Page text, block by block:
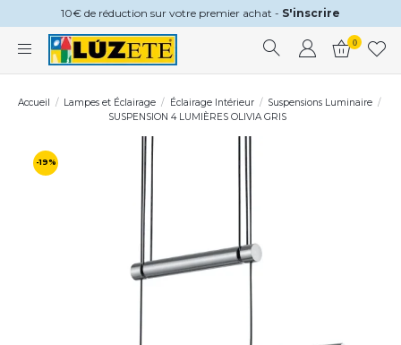
10€ de réduction sur votre premier achat - S'inscrire
0
Accueil Lampes et Éclairage Éclairage Intérieur
Suspensions Luminaire
SUSPENSION 4 LUMIÈRES OLIVIA GRIS
-19%